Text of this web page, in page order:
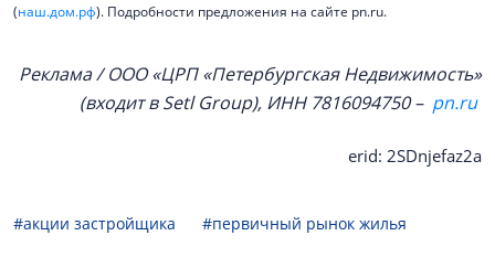
(наш.дом.рф). Подробности предложения на сайте pn.ru.
Реклама / ООО «ЦРП «Петербургская Недвижимость»
(входит в Setl Group), ИНН 7816094750 – pn.ru
erid: 2SDnjefaz2a
#акции застройщика
#первичный рынок жилья